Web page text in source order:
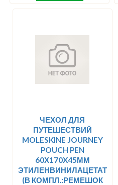
ЧЕХОЛ ДЛЯ
ПУТЕШЕСТВИЙ
MOLESKINE JOURNEY
POUCH PEN
60Х170X45ММ
ЭТИЛЕНВИНИЛАЦЕТАТ
(В КОМПЛ.:РЕМЕШОК